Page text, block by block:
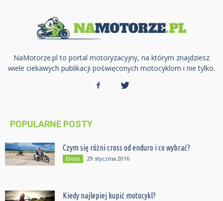
NaMotorze.pl to portal motoryzacyjny, na którym znajdziesz
wiele ciekawych publikacji poświęconych motocyklom i nie tylko.
POPULARNE POSTY
Czym się różni cross od enduro i co wybrać?
Cross 29 stycznia 2016
Kiedy najlepiej kupić motocykl?